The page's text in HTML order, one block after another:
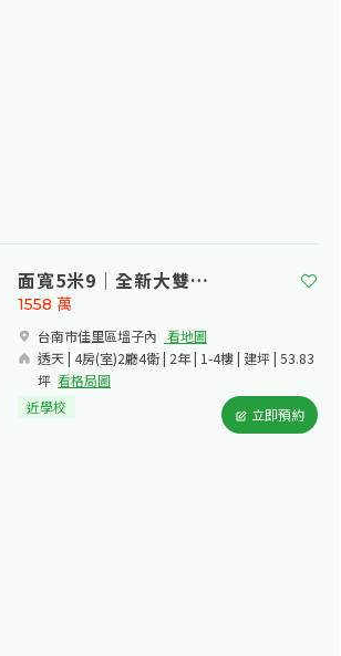
面寬5米9｜全新大雙車美透天
台南市佳里區塭子內​ 看地圖
透天 | 4房(室)2廳4衛 | 2年 | 1-4樓 | 建坪 | 53.83
坪 看格局圖
1558 萬
近學校 立即預約